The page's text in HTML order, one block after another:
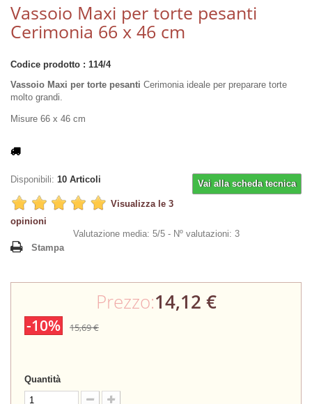
Vassoio Maxi per torte pesanti
Cerimonia 66 x 46 cm
Codice prodotto : 114/4
Vassoio Maxi per torte pesanti Cerimonia ideale per preparare torte
molto grandi.
Misure 66 x 46 cm
Vai alla scheda tecnica
Disponibili: 10 Articoli
Visualizza le 3
opinioni
Valutazione media: 5/5 -Nº valutazioni: 3
Stampa
Prezzo:14,12 €
-10% 15,69 €
Quantità